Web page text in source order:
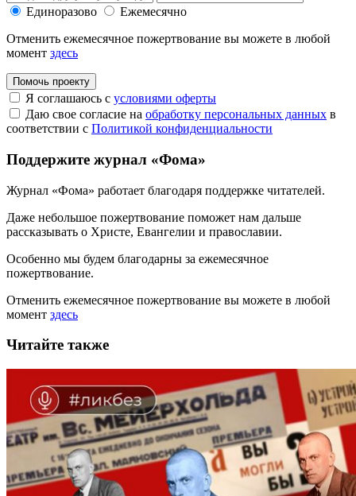
Единоразово
Ежемесячно
Отменить ежемесячное пожертвование вы можете в любой
момент здесь
Помочь проекту
Я соглашаюсь с условиями оферты
Даю свое согласие на обработку персональных данных в
соответствии с Политикой конфиденциальности
Поддержите журнал «Фома»
Журнал «Фома» работает благодаря поддержке читателей.
Даже небольшое пожертвование поможет нам дальше
рассказывать о Христе, Евангелии и православии.
Особенно мы будем благодарны за ежемесячное
пожертвование.
Отменить ежемесячное пожертвование вы можете в любой
момент здесь
Читайте также